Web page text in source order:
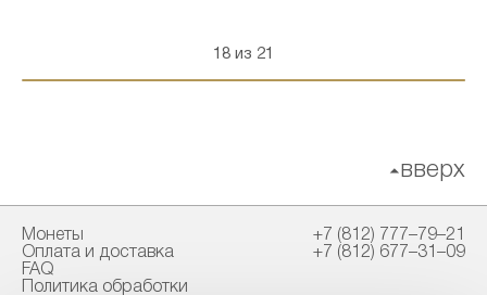
18 из 21
вверх
Монеты
Оплата и доставка
FAQ
Политика обработки
+7 (812) 777–79–21
+7 (812) 677–31–09